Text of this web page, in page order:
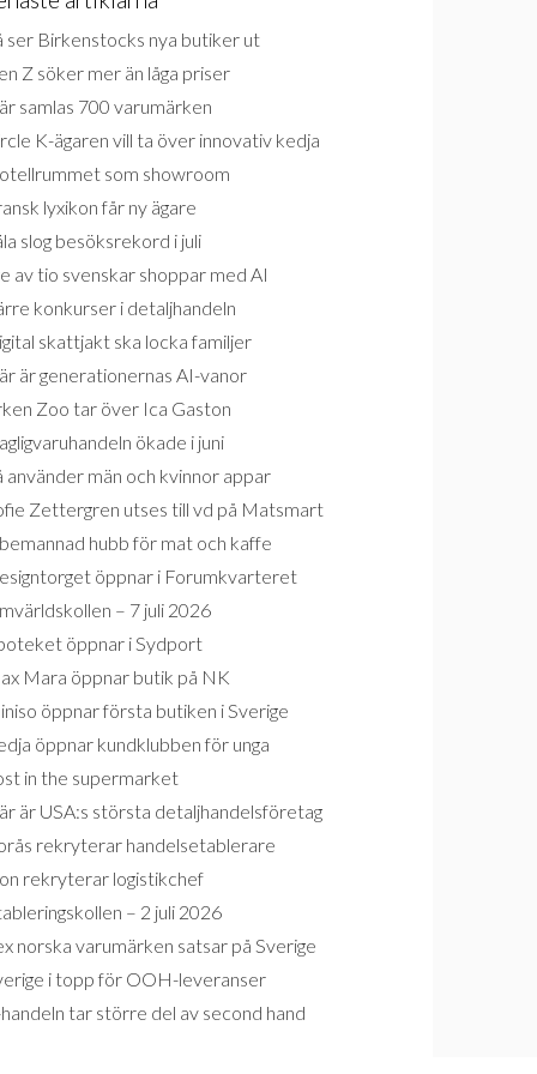
ser Birkenstocks nya butiker ut
Z söker mer än låga priser
samlas 700 varumärken
K-ägaren vill ta över innovativ kedja
som showroom
lyxikon får ny ägare
slog besöksrekord i juli
av tio svenskar shoppar med AI
konkurser i detaljhandeln
skattjakt ska locka familjer
är generationernas AI-vanor
Zoo tar över Ica Gaston
ökade i juni
använder män och kvinnor appar
Zettergren utses till vd på Matsmart
hubb för mat och kaffe
öppnar i Forumkvarteret
– 7 juli 2026
öppnar i Sydport
Mara öppnar butik på NK
öppnar första butiken i Sverige
öppnar kundklubben för unga
in the supermarket
är USA:s största detaljhandelsföretag
rekryterar handelsetablerare
rekryterar logistikchef
– 2 juli 2026
norska varumärken satsar på Sverige
i topp för OOH-leveranser
tar större del av second hand